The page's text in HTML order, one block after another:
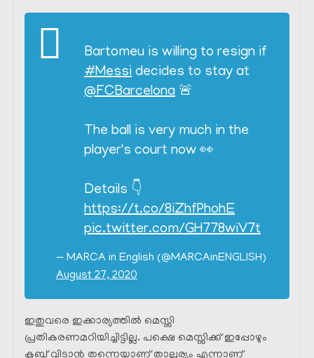
Bartomeu is willing to resign if
#Messi decides to stay at
@FCBarcelona 🚨
The ball is very much in the
player's court now 👀
Details 👇
https://t.co/8iZhfPhohE
pic.twitter.com/GH778wiV7t
— MARCA in English (@MARCAinENGLISH)
August 27, 2020
ഇതുവരെ ഇക്കാര്യത്തിൽ മെസ്സി
പ്രതികരണമറിയിച്ചിട്ടില്ല. പക്ഷെ മെസ്സിക്ക് ഇപ്പോഴും
ക്ലബ് വിടാൻ തന്നെയാണ് താല്പര്യം എന്നാണ്